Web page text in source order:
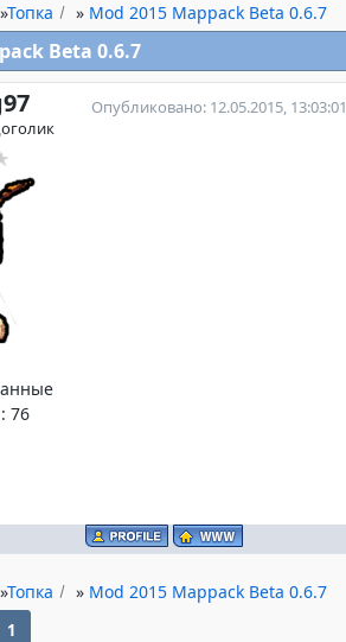
»Топка » Mod 2015 Mappack Beta 0.6.7
Beta 0.6.7
76
Опубликовано: 12.05.2015, 13:03:01
»Топка » Mod 2015 Mappack Beta 0.6.7
1